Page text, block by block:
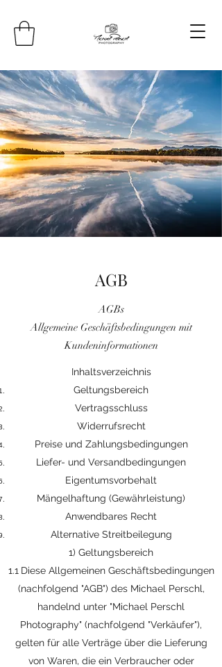
AGB
AGBs
Allgemeine Geschäftsbedingungen mit
Kundeninformationen
Inhaltsverzeichnis
Geltungsbereich
Vertragsschluss
Widerrufsrecht
Preise und Zahlungsbedingungen
Liefer- und Versandbedingungen
Eigentumsvorbehalt
Mängelhaftung (Gewährleistung)
Anwendbares Recht
Alternative Streitbeilegung
1) Geltungsbereich
1.1 Diese Allgemeinen Geschäftsbedingungen
(nachfolgend "AGB") des Michael Perschl,
handelnd unter "Michael Perschl
Photography" (nachfolgend "Verkäufer"),
gelten für alle Verträge über die Lieferung
von Waren, die ein Verbraucher oder